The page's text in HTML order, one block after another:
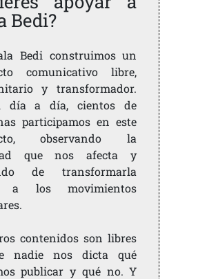
Bedi?
Bedi construimos un
comunicativo libre,
y transformador.
día a día, cientos de
participamos en este
observando la
que nos afecta y
de transformarla
a los movimientos
contenidos son libres
nadie nos dicta qué
publicar y qué no. Y